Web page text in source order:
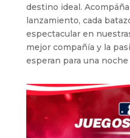
destino ideal.
lanzamiento, cada
espectacular en
mejor compañía y la
esperan para una